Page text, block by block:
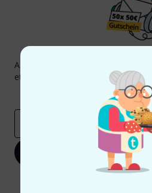
Thomann
Abonniere den Thomann
etwas Glück einen von
50
Inspirierende Beiträge
Jetzt